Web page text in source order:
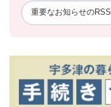
重要なお知らせのRSS